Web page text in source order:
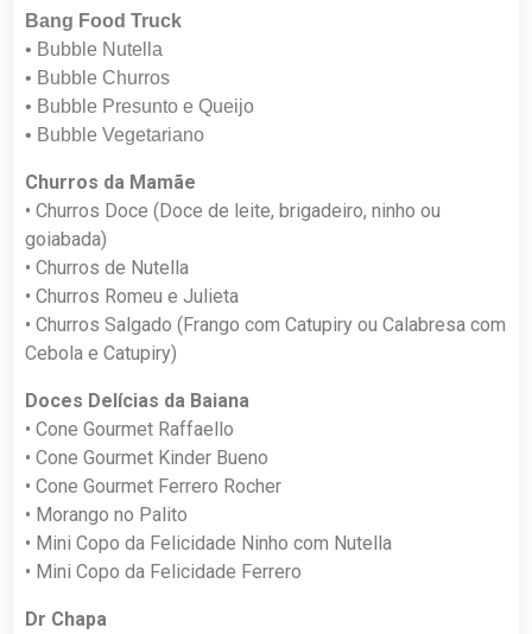
Bang Food Truck
• Bubble Nutella
• Bubble Churros
• Bubble Presunto e Queijo
• Bubble Vegetariano
Churros da Mamãe
• Churros Doce (Doce de leite, brigadeiro, ninho ou
goiabada)
• Churros de Nutella
• Churros Romeu e Julieta
• Churros Salgado (Frango com Catupiry ou Calabresa com
Cebola e Catupiry)
Doces Delícias da Baiana
• Cone Gourmet Raffaello
• Cone Gourmet Kinder Bueno
• Cone Gourmet Ferrero Rocher
• Morango no Palito
• Mini Copo da Felicidade Ninho com Nutella
• Mini Copo da Felicidade Ferrero
Dr Chapa